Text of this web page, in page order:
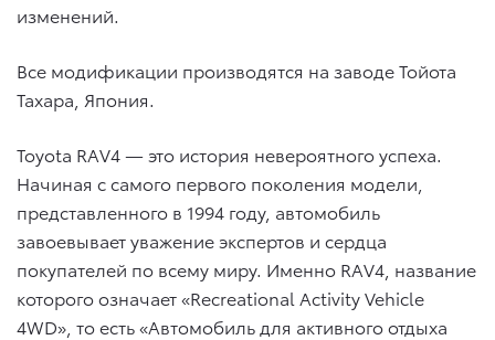
изменений.
Все модификации производятся на заводе Тойота
Тахара, Япония.
Toyota RAV4 — это история невероятного успеха.
Начиная с самого первого поколения модели,
представленного в 1994 году, автомобиль
завоевывает уважение экспертов и сердца
покупателей по всему миру. Именно RAV4, название
которого означает «Recreational Activity Vehicle
4WD», то есть «Автомобиль для активного отдыха